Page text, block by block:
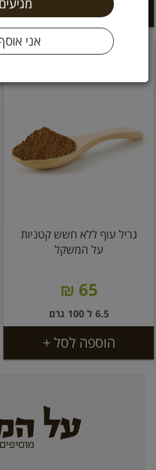
הוספה לסל +
גריל עוף ללא חשש קטניות
על המשקל
65 ₪
6.5 ל 100 גרם
הוספה לסל +